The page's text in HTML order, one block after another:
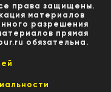
права защищены.
материалов
разрешения
прямая
обязательна.